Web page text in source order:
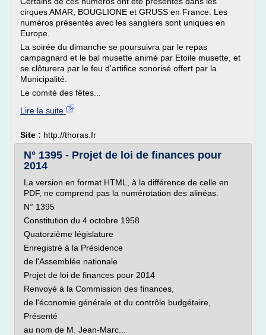
cirques AMAR, BOUGLIONE et GRUSS en France. Les
numéros présentés avec les sangliers sont uniques en
Europe.
La soirée du dimanche se poursuivra par le repas
campagnard et le bal musette animé par Etoile musette, et
se clôturera par le feu d'artifice sonorisé offert par la
Municipalité.
Le comité des fêtes...
Lire la suite
Site : http://thoras.fr
N° 1395 - Projet de loi de finances pour
2014
La version en format HTML, à la différence de celle en
PDF, ne comprend pas la numérotation des alinéas.
N° 1395
Constitution du 4 octobre 1958
Quatorzième législature
Enregistré à la Présidence
de l'Assemblée nationale
Projet de loi de finances pour 2014
Renvoyé à la Commission des finances,
de l'économie générale et du contrôle budgétaire,
Présenté
au nom de M. Jean-Marc...